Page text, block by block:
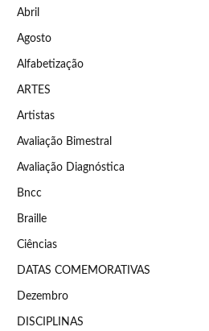
Abril
Agosto
Alfabetização
ARTES
Artistas
Avaliação Bimestral
Avaliação Diagnóstica
Bncc
Braille
Ciências
DATAS COMEMORATIVAS
Dezembro
DISCIPLINAS